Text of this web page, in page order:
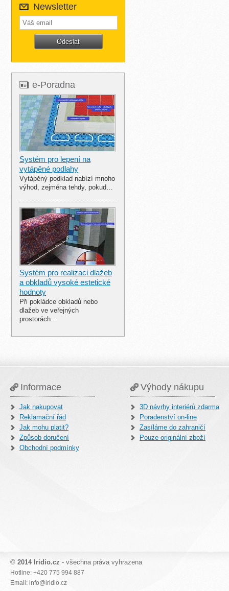
Newsletter
e-Poradna
Systém pro lepení na
vytápěné podlahy
Vytápěný podklad nabízí mnoho
výhod, zejména tehdy, pokud…
Systém pro realizaci dlažeb
a obkladů vysoké estetické
hodnoty
Při pokládce obkladů nebo
dlažeb ve veřejných
prostorách…
Informace
Jak nakupovat
Reklamační řád
Jak mohu platit?
Způsob doručení
Obchodní podmínky
Výhody nákupu
3D návrhy interiérů zdarma
Poradenství on-line
Zasíláme do zahraničí
Pouze originální zboží
© 2014 Iridio.cz - všechna práva vyhrazena
Hotline: +420 775 994 887
Email: info@iridio.cz